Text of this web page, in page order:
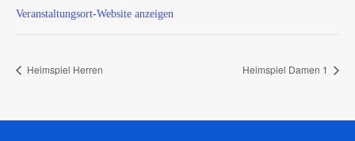
Veranstaltungsort-Website anzeigen
Heimspiel Herren Heimspiel Damen 1